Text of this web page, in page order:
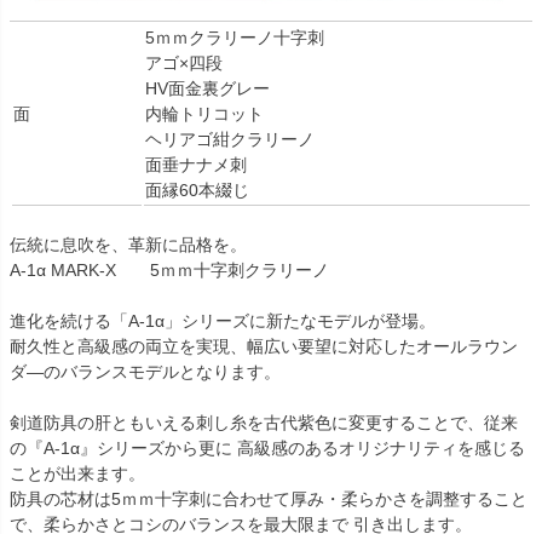
面
5ｍｍクラリーノ十字刺
アゴ×四段
HV面金裏グレー
内輪トリコット
ヘリアゴ紺クラリーノ
面垂ナナメ刺
面縁60本綴じ
伝統に息吹を、革新に品格を。
A-1α MARK-X 5ｍｍ十字刺クラリーノ
進化を続ける「A-1α」シリーズに新たなモデルが登場。
耐久性と高級感の両立を実現、幅広い要望に対応したオールラウン
ダ―のバランスモデルとなります。
剣道防具の肝ともいえる刺し糸を古代紫色に変更することで、従来
の『A-1α』シリーズから更に 高級感のあるオリジナリティを感じる
ことが出来ます。
防具の芯材は5ｍｍ十字刺に合わせて厚み・柔らかさを調整すること
で、柔らかさとコシのバランスを最大限まで 引き出します。